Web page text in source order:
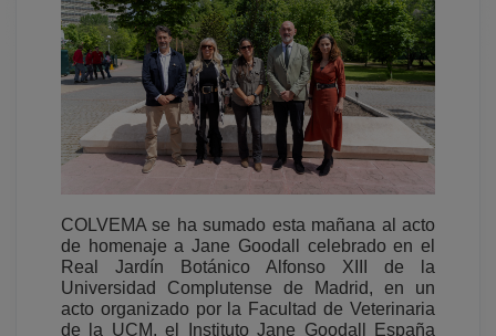
COLVEMA se ha sumado esta mañana al acto
de homenaje a Jane Goodall celebrado en el
Real Jardín Botánico Alfonso XIII de la
Universidad Complutense de Madrid, en un
acto organizado por la Facultad de Veterinaria
de la UCM, el Instituto Jane Goodall España